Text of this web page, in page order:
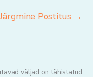
Järgmine Postitus →
väljad on tähistatud